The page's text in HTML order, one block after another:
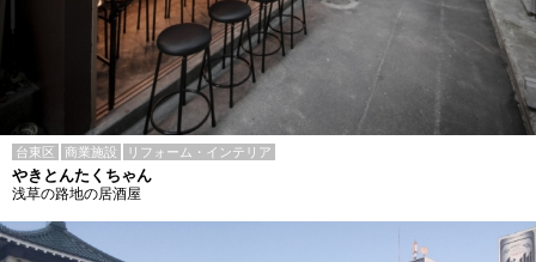
台東区 商業施設 リフォーム・インテリア
やきとんたくちゃん
浅草の路地の居酒屋